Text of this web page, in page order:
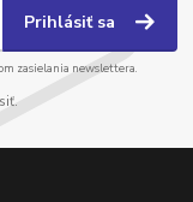
Prihlásiť sa
zasielania newslettera.